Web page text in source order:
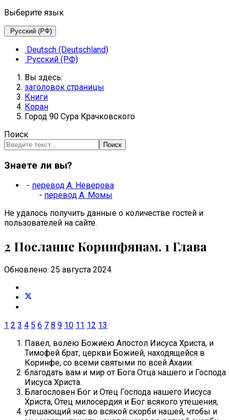
Выберите язык
Русский (РФ)
Deutsch (Deutschland)
Русский (РФ)
Вы здесь:
заголовок страницы
Книги
Коран
Город 90 Сура Крачковского
Поиск
Поиск
Знаете ли вы?
- перевод А. Неверова
- перевод А. Момы
Не удалось получить данные о количестве гостей и
пользователей на сайте.
2 Послание Коринфянам. 1 Глава
Обновлено: 25 августа 2024
1 2 3 4 5 6 7 8 9 10 11 12 13
Павел, волею Божиею Апостол Иисуса Христа, и
Тимофей брат, церкви Божией, находящейся в
Коринфе, со всеми святыми по всей Ахаии:
благодать вам и мир от Бога Отца нашего и Господа
Иисуса Христа.
Благословен Бог и Отец Господа нашего Иисуса
Христа, Отец милосердия и Бог всякого утешения,
утешающий нас во всякой скорби нашей, чтобы и